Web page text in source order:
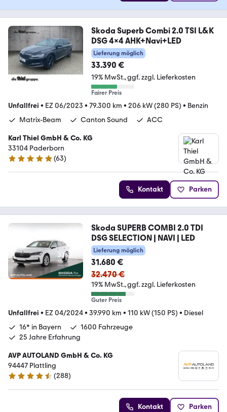
Skoda Superb Combi 2.0 TSI L&K
DSG 4x4 AHK+Navi+LED
Lieferung möglich
33.390 €
19% MwSt. ggf. zzgl. Lieferkosten
Fairer Preis
Unfallfrei • EZ 06/2023 • 79.300 km • 206 kW (280 PS) • Benzin
Matrix-Beam
Canton Sound ACC
Karl Thiel GmbH & Co. KG
33104 Paderborn
4.8 Sterne
(63)
Kontakt Parken
Skoda SUPERB COMBI 2.0 TDI
DSG SELECTION | NAVI | LED
Lieferung möglich
31.680 €
32.470 €
19% MwSt. ggf. zzgl. Lieferkosten
Guter Preis
Unfallfrei • EZ 04/2024• 39.990 km • 110 kW (150 PS) • Diesel
16* in Bayern
1600 Fahrzeuge
25 Jahre Erfahrung
AVP AUTOLAND GmbH & Co. KG
94447 Plattling
4.3 Sterne
(288)
Kontakt Parken